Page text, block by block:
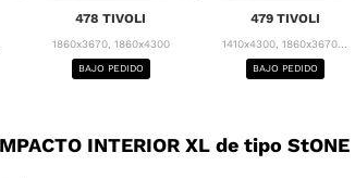
478 TIVOLI
1860x3670, 1860x4300
BAJO PEDIDO
479 TIVOLI
1410x4300, 1860x3670...
BAJO PEDIDO
INTERIOR XL de tipo StONE